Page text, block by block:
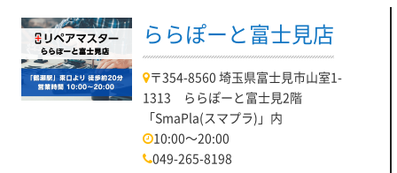
ららぽーと富士見店
〒354-8560 埼玉県富士見市山室1-
1313 ららぽーと富士見2階
「SmaPla(スマプラ)」内
10:00～20:00
049-265-8198